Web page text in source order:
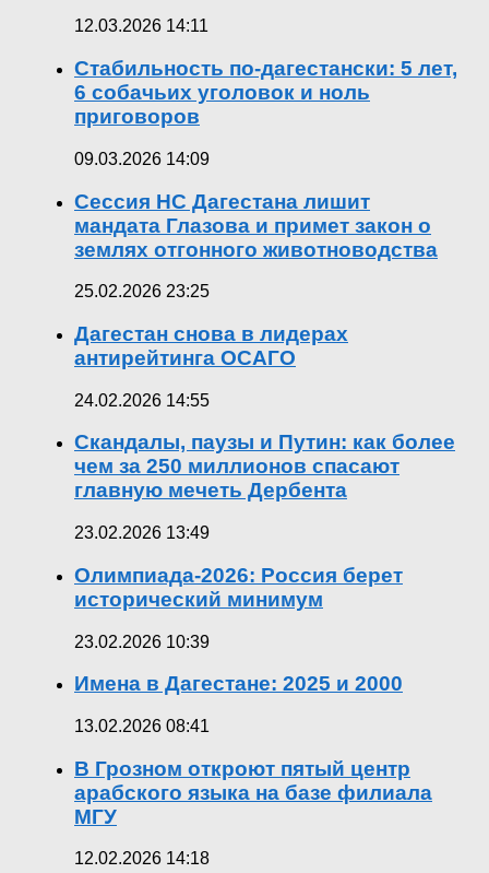
12.03.2026 14:11
Стабильность по-дагестански: 5 лет,
6 собачьих уголовок и ноль
приговоров
09.03.2026 14:09
Сессия НС Дагестана лишит
мандата Глазова и примет закон о
землях отгонного животноводства
25.02.2026 23:25
Дагестан снова в лидерах
антирейтинга ОСАГО
24.02.2026 14:55
Скандалы, паузы и Путин: как более
чем за 250 миллионов спасают
главную мечеть Дербента
23.02.2026 13:49
Олимпиада-2026: Россия берет
исторический минимум
23.02.2026 10:39
Имена в Дагестане: 2025 и 2000
13.02.2026 08:41
В Грозном откроют пятый центр
арабского языка на базе филиала
МГУ
12.02.2026 14:18